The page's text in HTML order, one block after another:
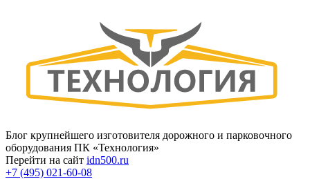
Блог крупнейшего изготовителя дорожного и парковочного
оборудования ПК «Технология»
Перейти на сайт idn500.ru
+7 (495) 021-60-08